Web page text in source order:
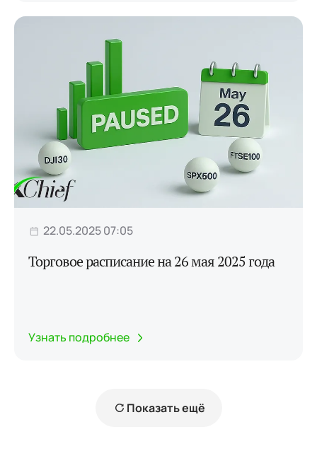
22.05.2025 07:05
Торговое расписание на 26 мая 2025 года
Узнать подробнее
Показать ещё